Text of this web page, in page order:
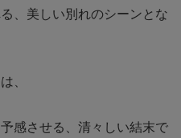
、美しい別れのシーンとな
、
感させる、清々しい結末で